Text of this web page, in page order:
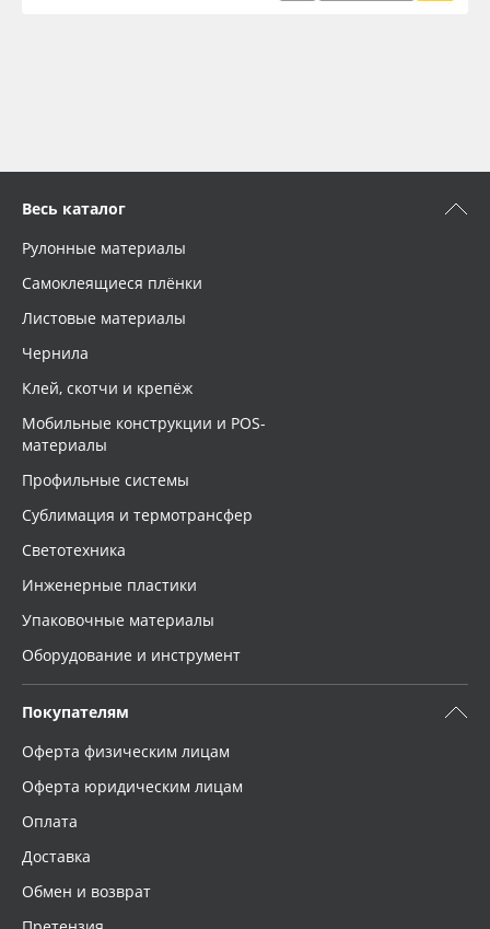
Весь каталог
Рулонные материалы
Самоклеящиеся плёнки
Листовые материалы
Чернила
Клей, скотчи и крепёж
Мобильные конструкции и POS-
материалы
Профильные системы
Сублимация и термотрансфер
Светотехника
Инженерные пластики
Упаковочные материалы
Оборудование и инструмент
Покупателям
Оферта физическим лицам
Оферта юридическим лицам
Оплата
Доставка
Обмен и возврат